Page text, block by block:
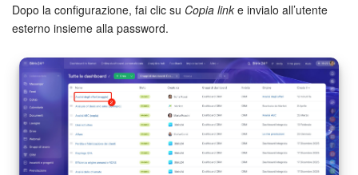
Dipendenti
Knowledge base
Firma elettronica
Firma elettronica per HR
Dopo la configurazione, fai clic su Copia link e invialo all’utente
esterno insieme alla password.